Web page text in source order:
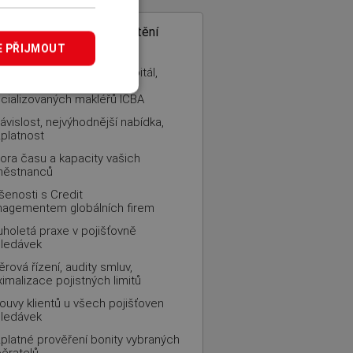
– specialista na pojištění
firma, 100% český kapitál,
z mezinárodní sítě
makléřů ICBA
nejvýhodnější nabídka,
času a kapacity vašich
s Credit
globálních firem
praxe v pojišťovně
řízení, audity smluv,
pojistných limitů
klientů u všech pojišťoven
prověření bonity vybraných
PŘIJMOUT